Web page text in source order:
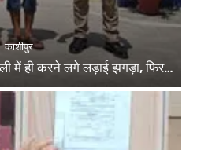
काशीपुर
में ही करने लगे लड़ाई झगड़ा, फिर…